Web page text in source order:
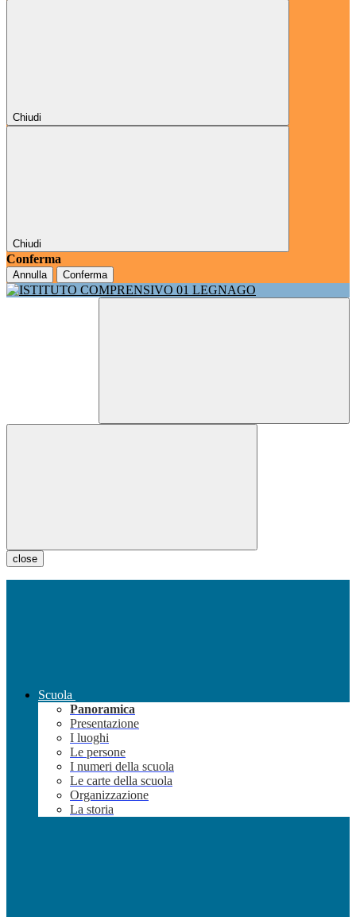
Chiudi
Chiudi
Conferma
Annulla Conferma
close
Scuola
Panoramica
Presentazione
I luoghi
Le persone
I numeri della scuola
Le carte della scuola
Organizzazione
La storia